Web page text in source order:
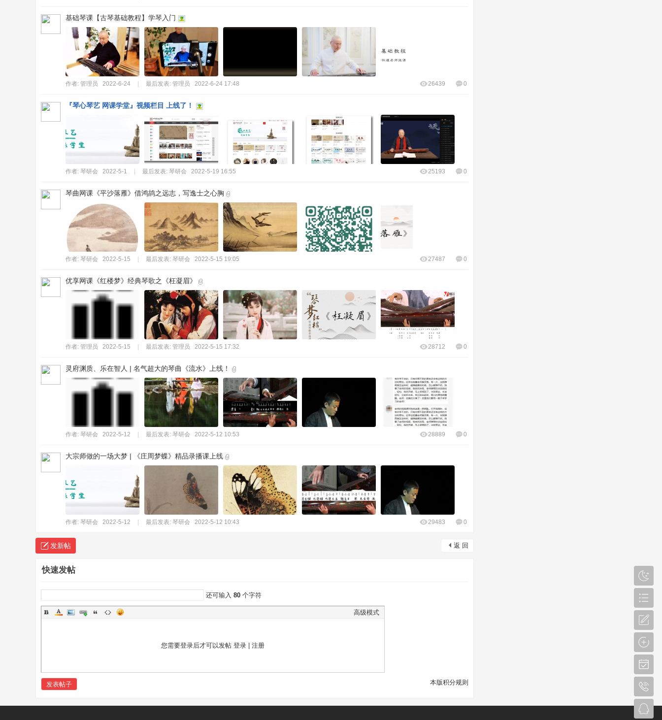
基础琴课【古琴基础教程】学琴入门
作者: 管理员 2022-6-24 最后发表: 管理员 2022-6-24 17:48 0
26439
『琴心琴艺 网课学堂』视频栏目 上线了！
作者: 琴研会 2022-5-1 最后发表: 琴研会 2022-5-19 16:55 0
25193
琴曲网课《平沙落雁》借鸿鸪之远志，写逸士之心胸
作者: 琴研会 2022-5-15 最后发表: 琴研会 2022-5-15 19:05 0
27487
优享网课《红楼梦》经典琴歌之《枉凝眉》
作者: 管理员 2022-5-15 最后发表: 管理员 2022-5-15 17:32 0
28712
灵府渊质、乐在智人 | 名气超大的琴曲《流水》上线！
作者: 琴研会 2022-5-12 最后发表: 琴研会 2022-5-12 10:53 0
28889
大宗师做的一场大梦 | 《庄周梦蝶》精品录播课上线
作者: 琴研会 2022-5-12 最后发表: 琴研会 2022-5-12 10:43 0
29483
返 回
发新帖
快速发帖
还可输入 80 个字符
高级模式
您需要登录后才可以发帖 登录 注册
本版积分规则
发表帖子